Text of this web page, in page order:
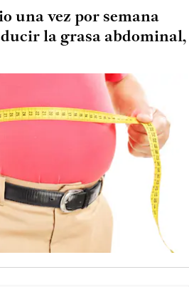
una vez por semana
la grasa abdominal,